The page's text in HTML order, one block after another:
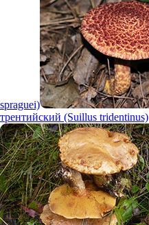
spraguei)
трентийский (Suillus tridentinus)